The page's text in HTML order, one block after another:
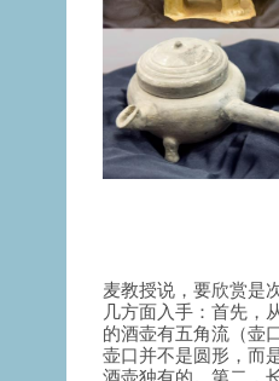
麦教授说，要欣赏是
几方面入手：首先，
的酒壶有五角流（壶
壶口并不是圆形，而
酒壶独有的。第二，